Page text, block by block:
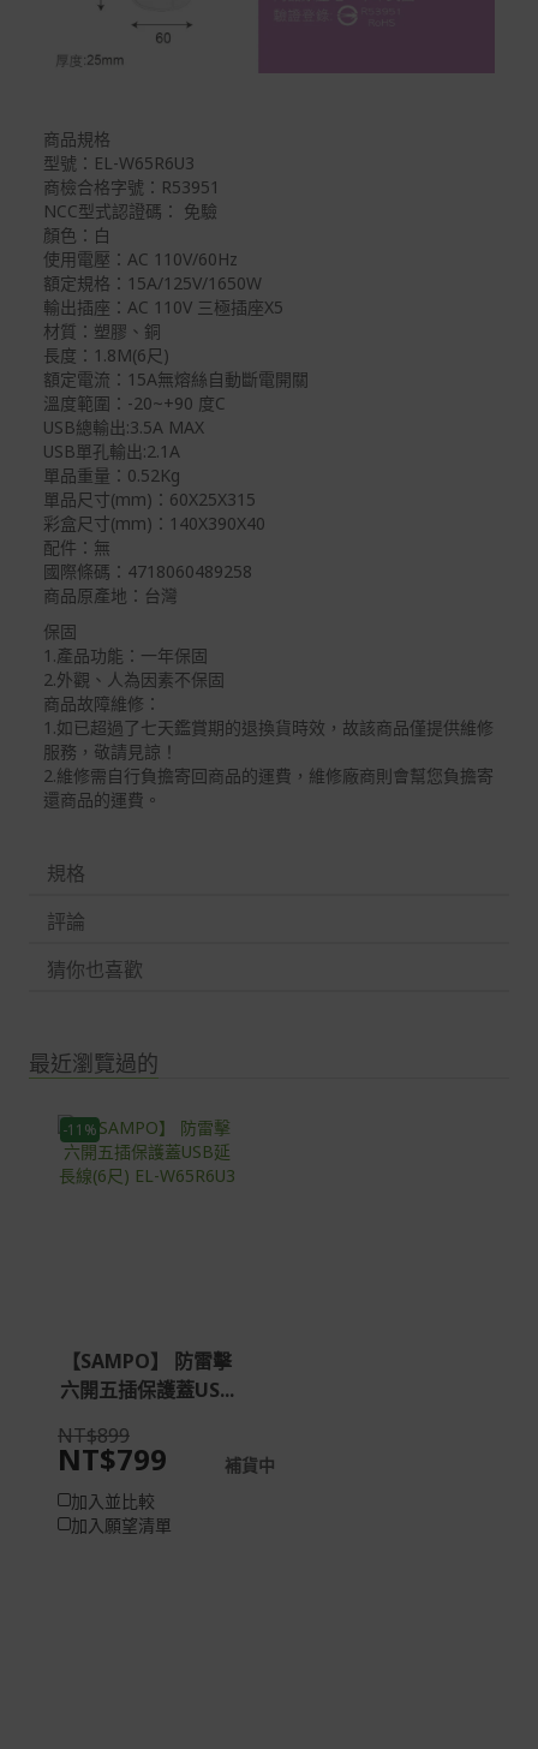
商品規格
型號：EL-W65R6U3
商檢合格字號：R53951
NCC型式認證碼： 免驗
顏色：白
使用電壓：AC 110V/60Hz
額定規格：15A/125V/1650W
輸出插座：AC 110V 三極插座X5
材質：塑膠、銅
長度：1.8M(6尺)
額定電流：15A無熔絲自動斷電開關
溫度範圍：-20~+90 度C
USB總輸出:3.5A MAX
USB單孔輸出:2.1A
單品重量：0.52Kg
單品尺寸(mm)：60X25X315
彩盒尺寸(mm)：140X390X40
配件：無
國際條碼：4718060489258
商品原產地：台灣
保固
1.產品功能：一年保固
2.外觀、人為因素不保固
商品故障維修：
1.如已超過了七天鑑賞期的退換貨時效，故該商品僅提供維修
服務，敬請見諒！
2.維修需自行負擔寄回商品的運費，維修廠商則會幫您負擔寄
還商品的運費。
規格
評論
猜你也喜歡
最近瀏覽過的
-11%
【SAMPO】 防雷擊
六開五插保護蓋US...
NT$799
NT$899
補貨中
加入並比較
加入願望清單